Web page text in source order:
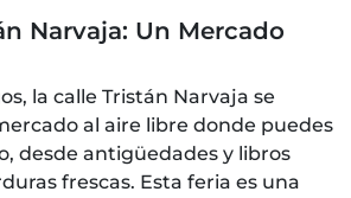
Narvaja: Un Mercado
la calle Tristán Narvaja se
al aire libre donde puedes
desde antigüedades y libros
frescas. Esta feria es una